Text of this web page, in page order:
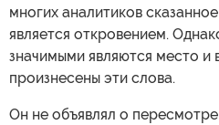
многих аналитиков
является откровением.
значимыми являются место и
произнесены эти слова.
Он не объявлял о